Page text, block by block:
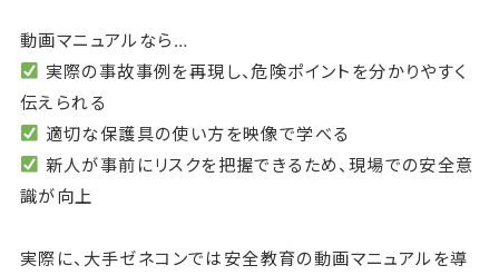
動画マニュアルなら…
実際の事故事例を再現し、危険ポイントを分かりやすく
伝えられる
適切な保護具の使い方を映像で学べる
新人が事前にリスクを把握できるため、現場での安全意
識が向上
実際に、大手ゼネコンでは安全教育の動画マニュアルを導